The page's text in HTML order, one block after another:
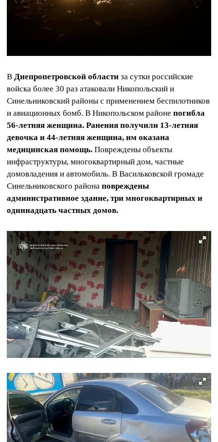
В Днепропетровской области за сутки российские
войска более 30 раз атаковали Никопольский и
Синельниковский районы с применением беспилотников
и авиационных бомб. В Никопольском районе погибла
56-летняя женщина. Ранения получили 13-летняя
девочка и 44-летняя женщина, им оказана
медицинская помощь. Повреждены объекты
инфраструктуры, многоквартирный дом, частные
домовладения и автомобиль. В Васильковской громаде
Синельниковского района повреждены
административное здание, три многоквартирных и
одиннадцать частных домов.